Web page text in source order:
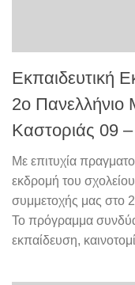
Εκπαιδευτική
2ο Πανελλήνιο
Καστοριάς 09
Με επιτυχία
εκδρομή του
συμμετοχής μας στο
Το πρόγραμμα
εκπαίδευση,